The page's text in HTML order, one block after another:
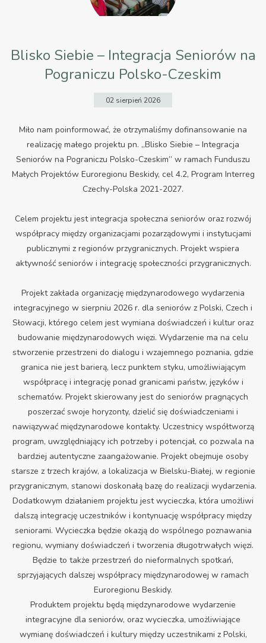
Blisko Siebie – Integracja Seniorów na
Pograniczu Polsko-Czeskim
02 sierpień 2026
Miło nam poinformować, że otrzymaliśmy dofinansowanie na
realizację małego projektu pn. „Blisko Siebie – Integracja
Seniorów na Pograniczu Polsko-Czeskim” w ramach Funduszu
Małych Projektów Euroregionu Beskidy, cel 4.2, Program Interreg
Czechy-Polska 2021-2027.
Celem projektu jest integracja społeczna seniorów oraz rozwój
współpracy między organizacjami pozarządowymi i instytucjami
publicznymi z regionów przygranicznych. Projekt wspiera
aktywność seniorów i integrację społeczności przygranicznych.
Projekt zakłada organizację międzynarodowego wydarzenia
integracyjnego w sierpniu 2026 r. dla seniorów z Polski, Czech i
Słowacji, którego celem jest wymiana doświadczeń i kultur oraz
budowanie międzynarodowych więzi. Wydarzenie ma na celu
stworzenie przestrzeni do dialogu i wzajemnego poznania, gdzie
granica nie jest barierą, lecz punktem styku, umożliwiającym
współpracę i integrację ponad granicami państw, języków i
schematów. Projekt skierowany jest do seniorów pragnących
poszerzać swoje horyzonty, dzielić się doświadczeniami i
nawiązywać międzynarodowe kontakty. Uczestnicy współtworzą
program, uwzględniający ich potrzeby i potencjał, co pozwala na
bardziej autentyczne zaangażowanie. Projekt obejmuje osoby
starsze z trzech krajów, a lokalizacja w Bielsku-Białej, w regionie
przygranicznym, stanowi doskonałą bazę do realizacji wydarzenia.
Dodatkowym działaniem projektu jest wycieczka, która umożliwi
dalszą integrację uczestników i kontynuację współpracy między
seniorami. Wycieczka będzie okazją do wspólnego poznawania
regionu, wymiany doświadczeń i tworzenia długotrwałych więzi.
Będzie to także przestrzeń do nieformalnych spotkań,
sprzyjających dalszej współpracy międzynarodowej w ramach
Euroregionu Beskidy.
Produktem projektu będą międzynarodowe wydarzenie
integracyjne dla seniorów, oraz wycieczka, umożliwiające
wymianę doświadczeń i kultury między uczestnikami z Polski,